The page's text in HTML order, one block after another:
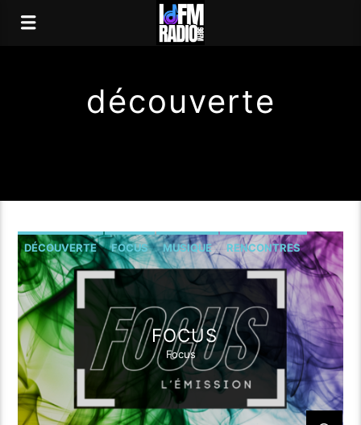
découverte
DÉCOUVERTE FOCUS MUSIQUE RENCONTRES
FOCUS
Focus